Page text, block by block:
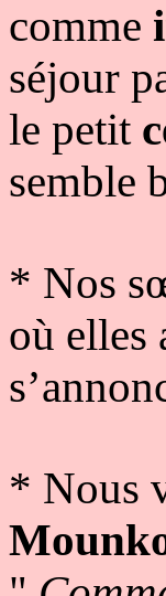
comme
séjour
le petit
semble
* Nos
où elles
* Nous